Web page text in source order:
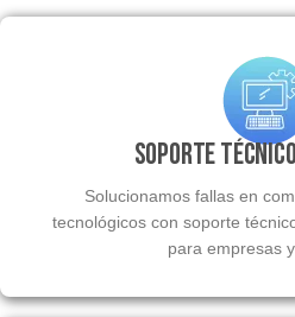
Soporte
Solucionamos fallas en
tecnológicos con soporte
para empresas